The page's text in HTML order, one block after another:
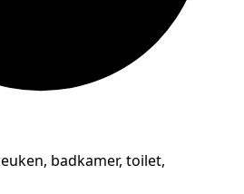
badkamer, toilet,